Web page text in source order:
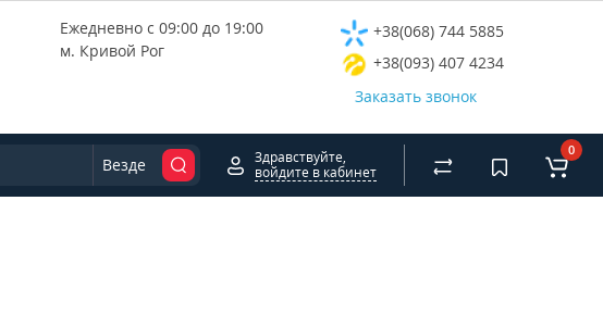
Ежедневно с 09:00 до 19:00
м. Кривой Рог
+38(068) 744 5885
+38(093) 407 4234
Заказать звонок
Везде
Здравствуйте,
войдите в кабинет
0